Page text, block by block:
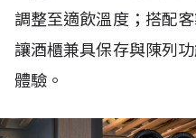
調整至適飲溫度；搭配
讓酒櫃兼具保存與陳列
體驗。